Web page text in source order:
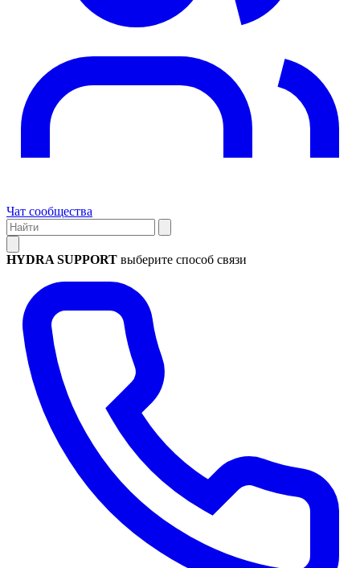
Чат сообщества
HYDRA SUPPORT выберите способ связи